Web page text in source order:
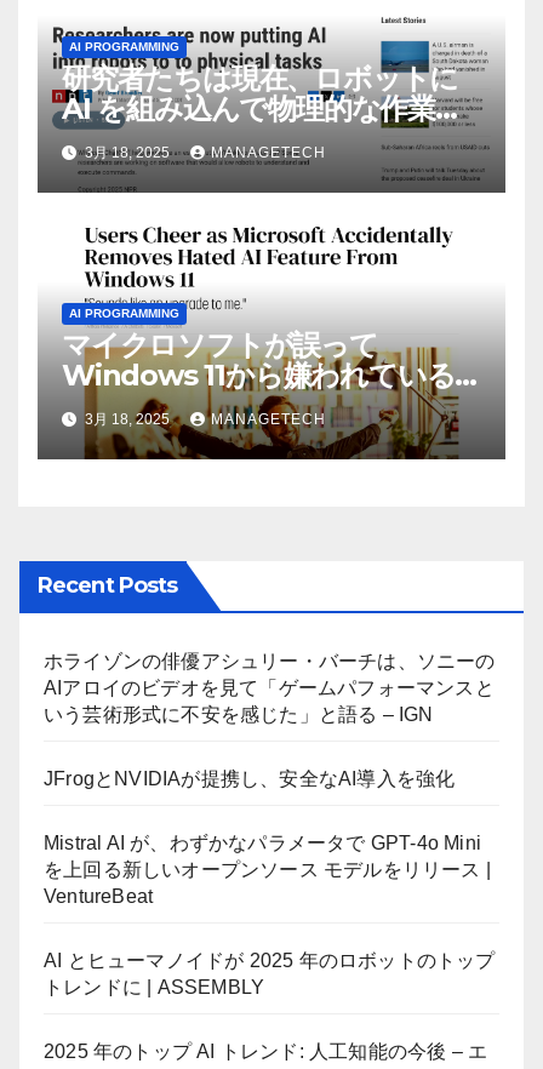
AI PROGRAMMING
研究者たちは現在、ロボットに
AI を組み込んで物理的な作業を
実行させている | ノーザン パブ
リック ラジオ: WNIJ および
WNIU
3月 18, 2025 MANAGETECH
AI PROGRAMMING
マイクロソフトが誤って
Windows 11から嫌われている
AI機能を削除したことにユーザ
ーが歓喜
3月 18, 2025 MANAGETECH
Recent Posts
ホライゾンの俳優アシュリー・バーチは、ソニーの
AIアロイのビデオを見て「ゲームパフォーマンスと
いう芸術形式に不安を感じた」と語る – IGN
JFrogとNVIDIAが提携し、安全なAI導入を強化
Mistral AI が、わずかなパラメータで GPT-4o Mini
を上回る新しいオープンソース モデルをリリース |
VentureBeat
AI とヒューマノイドが 2025 年のロボットのトップ
トレンドに | ASSEMBLY
2025 年のトップ AI トレンド: 人工知能の今後 – エ